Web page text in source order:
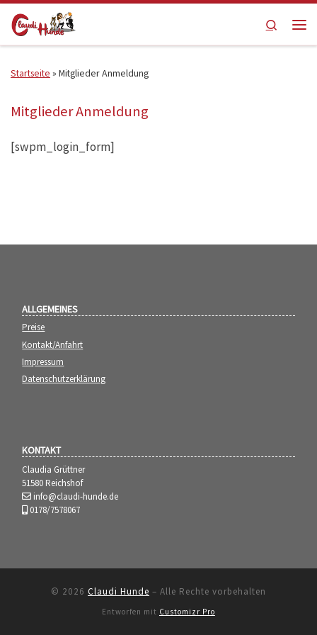
Zum Inhalt springen
Search
Startseite » Mitglieder Anmeldung
Mitglieder Anmeldung
[swpm_login_form]
ALLGEMEINES
Preise
Kontakt/Anfahrt
Impressum
Datenschutzerklärung
KONTAKT
Claudia Grüttner
51580 Reichshof
info@claudi-hunde.de
0178/7578067
© 2026 Claudi Hunde – Alle Rechte vorbehalten
Entworfen mit Customizr Pro